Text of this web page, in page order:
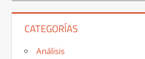
CATEGORÍAS
Análisis